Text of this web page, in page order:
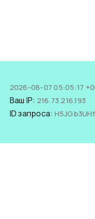
2026-08-07 05:05:17
Ваш IP: 216.73.216.193
ID запроса: